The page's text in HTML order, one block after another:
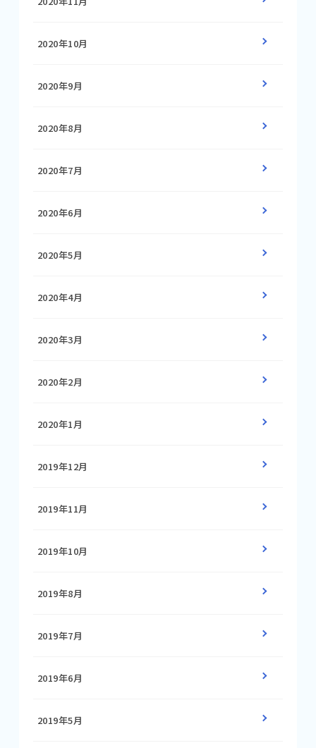
2020年10月
2020年9月
2020年8月
2020年7月
2020年6月
2020年5月
2020年4月
2020年3月
2020年2月
2020年1月
2019年12月
2019年11月
2019年10月
2019年8月
2019年7月
2019年6月
2019年5月